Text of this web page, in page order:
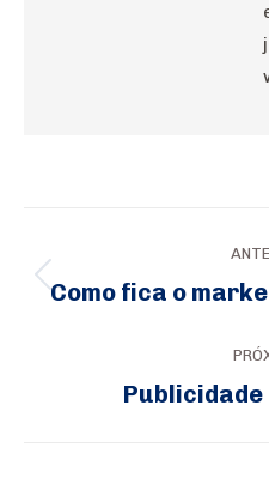
de
Como fica o
Publicidade